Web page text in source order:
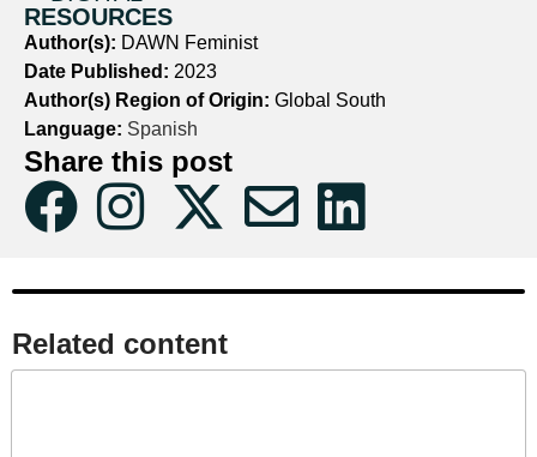
RESOURCES
Author(s): DAWN Feminist
Date Published: 2023
Author(s) Region of Origin: Global South
Language: Spanish
Share this post
Related content​